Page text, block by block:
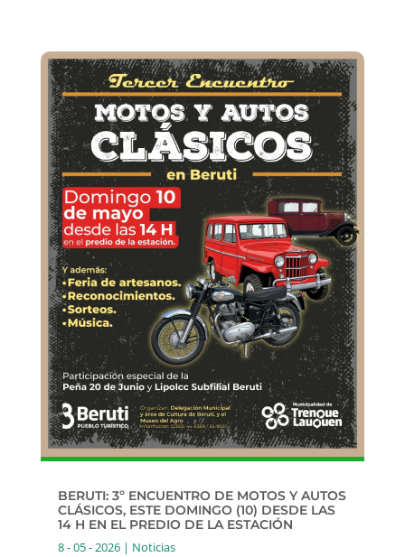
BERUTI: 3º ENCUENTRO DE MOTOS Y AUTOS
CLÁSICOS, ESTE DOMINGO (10) DESDE LAS
14 H EN EL PREDIO DE LA ESTACIÓN
8 - 05 - 2026| Noticias